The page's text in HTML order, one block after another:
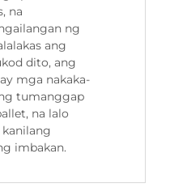
na
ng
ang
dito, ang
mga nakaka-
tumanggap
na lalo
imbakan.